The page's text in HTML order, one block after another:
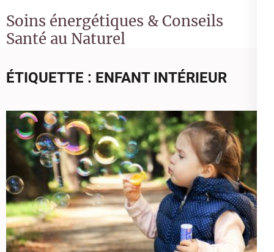
Soins énergétiques & Conseils
Santé au Naturel
ÉTIQUETTE : ENFANT INTÉRIEUR